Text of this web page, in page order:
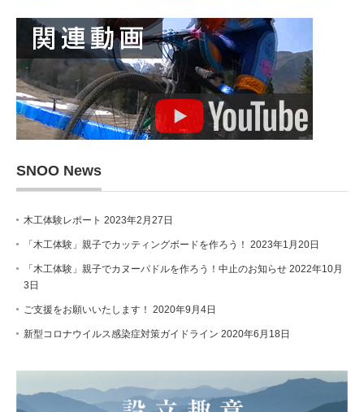
SNOO News
木工体験レポート 2023年2月27日
「木工体験」親子でカッティングボードを作ろう！ 2023年1月20日
「木工体験」親子でカヌーパドルを作ろう！中止のお知らせ 2022年10月
3日
ご支援をお願いいたします！ 2020年9月4日
新型コロナウイルス感染症対策ガイドライン 2020年6月18日